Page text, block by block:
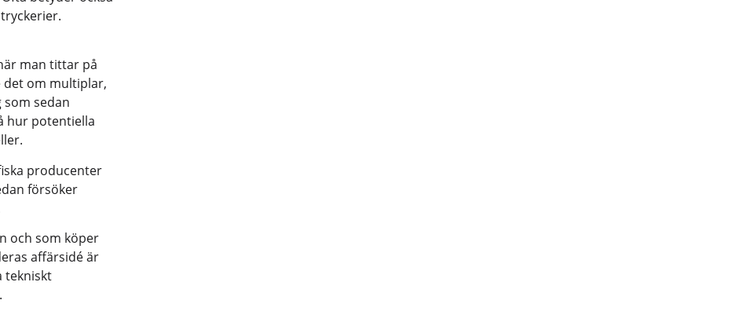
man tittar på
det om multiplar,
sedan
hur potentiella
producenter
försöker
och som köper
affärsidé är
tekniskt